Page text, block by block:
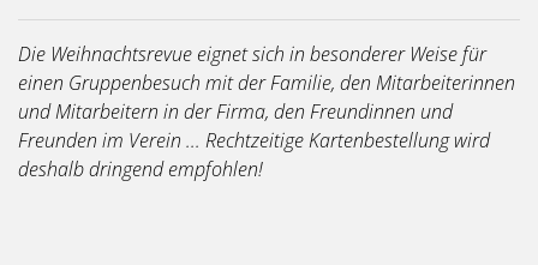
Die Weihnachtsrevue eignet sich in besonderer Weise für
einen Gruppenbesuch mit der Familie, den Mitarbeiterinnen
und Mitarbeitern in der Firma, den Freundinnen und
Freunden im Verein ... Rechtzeitige Kartenbestellung wird
deshalb dringend empfohlen!